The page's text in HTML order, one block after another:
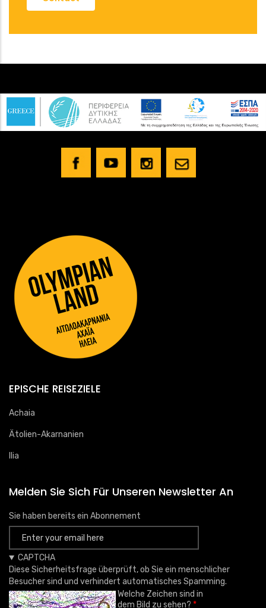
EPISCHE REISEZIELE
Achaia
Ätolien-Akarnanien
Ilia
Melden Sie Sich Für Unseren Newsletter An
Sie haben bereits ein Abonnement
CAPTCHA
Diese Sicherheitsfrage überprüft, ob Sie ein menschlicher
Besucher sind und verhindert automatisches Spamming.
Welche Zeichen sind in
dem Bild zu sehen?